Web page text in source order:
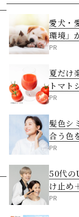
愛犬・
環境」
PR
夏だけ
トマト
PR
髪色シ
合う色
PR
50代の
け止め
PR